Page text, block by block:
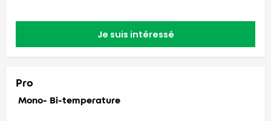
Je suis intéressé
Pro
Mono- Bi-temperature